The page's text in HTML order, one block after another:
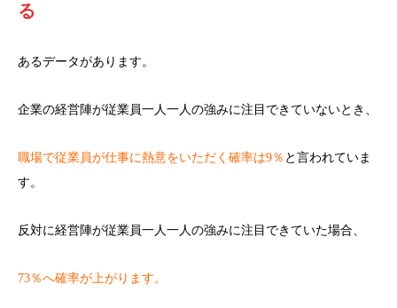
る
あるデータがあります。
企業の経営陣が従業員一人一人の強みに注目できていないとき、
職場で従業員が仕事に熱意をいただく確率は9％ と言われていま
す。
反対に経営陣が従業員一人一人の強みに注目できていた場合、
73％へ確率が上がります。